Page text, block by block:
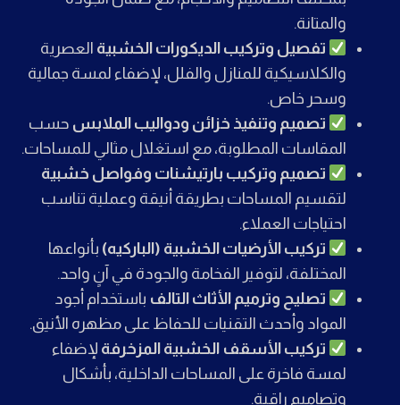
والمتانة.
تفصيل وتركيب الديكورات الخشبية العصرية
والكلاسيكية للمنازل والفلل، لإضفاء لمسة جمالية
وسحر خاص.
تصميم وتنفيذ خزائن ودواليب الملابس حسب
المقاسات المطلوبة، مع استغلال مثالي للمساحات.
تصميم وتركيب بارتيشنات وفواصل خشبية
لتقسيم المساحات بطريقة أنيقة وعملية تناسب
احتياجات العملاء.
تركيب الأرضيات الخشبية (الباركيه) بأنواعها
المختلفة، لتوفير الفخامة والجودة في آنٍ واحد.
تصليح وترميم الأثاث التالف باستخدام أجود
المواد وأحدث التقنيات للحفاظ على مظهره الأنيق.
تركيب الأسقف الخشبية المزخرفة لإضفاء
لمسة فاخرة على المساحات الداخلية، بأشكال
وتصاميم راقية.